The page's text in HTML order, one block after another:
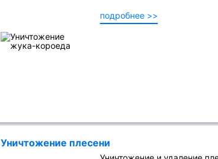
подробнее >>
Уничтожение плесени